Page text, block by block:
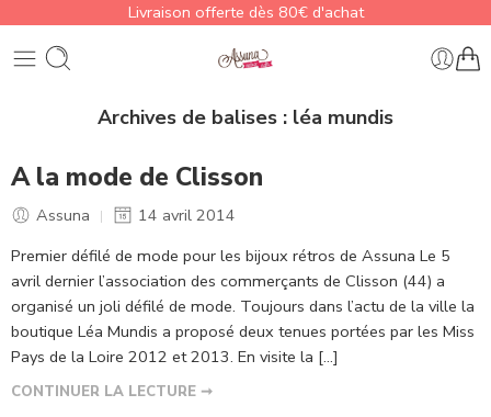
Livraison offerte dès 80€ d'achat
Archives de balises : léa mundis
A la mode de Clisson
Assuna
14 avril 2014
Premier défilé de mode pour les bijoux rétros de Assuna Le 5
avril dernier l’association des commerçants de Clisson (44) a
organisé un joli défilé de mode. Toujours dans l’actu de la ville la
boutique Léa Mundis a proposé deux tenues portées par les Miss
Pays de la Loire 2012 et 2013. En visite la […]
CONTINUER LA LECTURE ➞